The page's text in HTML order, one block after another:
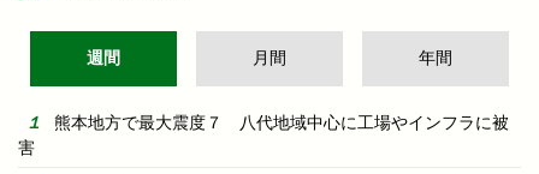
週間 月間 年間
熊本地方で最大震度７ 八代地域中心に工場やインフラに被
害